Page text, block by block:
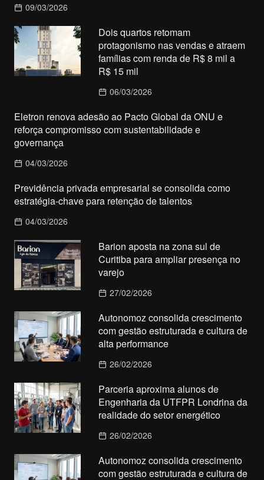
09/03/2026
Dois quartos retomam
protagonismo nas vendas e atraem
famílias com renda de R$ 8 mil a
R$ 15 mil
06/03/2026
Eletron renova adesão ao Pacto Global da ONU e
reforça compromisso com sustentabilidade e
governança
04/03/2026
Previdência privada empresarial se consolida como
estratégia-chave para retenção de talentos
04/03/2026
Barion aposta na zona sul de
Curitiba para ampliar presença no
varejo
27/02/2026
Autonomoz consolida crescimento
com gestão estruturada e cultura de
alta performance
26/02/2026
Parceria aproxima alunos de
Engenharia da UTFPR Londrina da
realidade do setor energético
26/02/2026
Autonomoz consolida crescimento
com gestão estruturada e cultura de